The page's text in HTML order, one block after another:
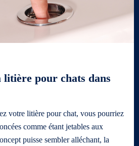
litière pour chats dans
votre litière pour chat, vous pourriez
comme étant jetables aux
puisse sembler alléchant, la